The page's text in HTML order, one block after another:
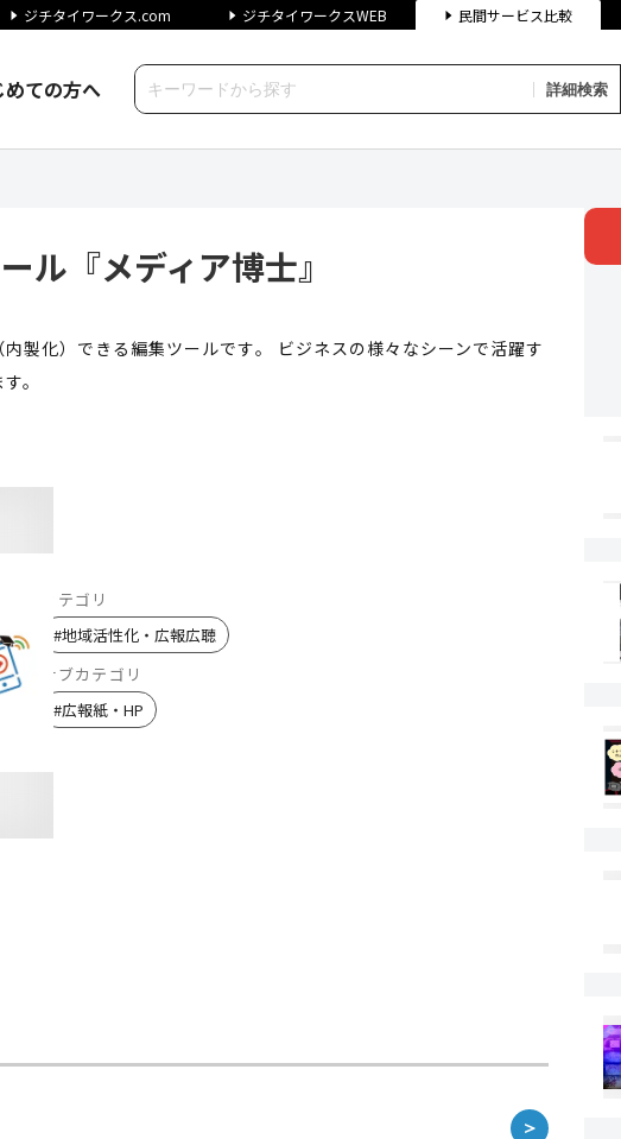
ジチタイワークス.com ジチタイワークスWEB 民間サービス比較
めての方へ 詳細検索
ル『メディア博士』
製化）できる編集ツールです。 ビジネスの様々なシーンで活躍す
。
カテゴリ
#地域活性化・広報広聴
サブカテゴリ
#広報紙・HP
＞